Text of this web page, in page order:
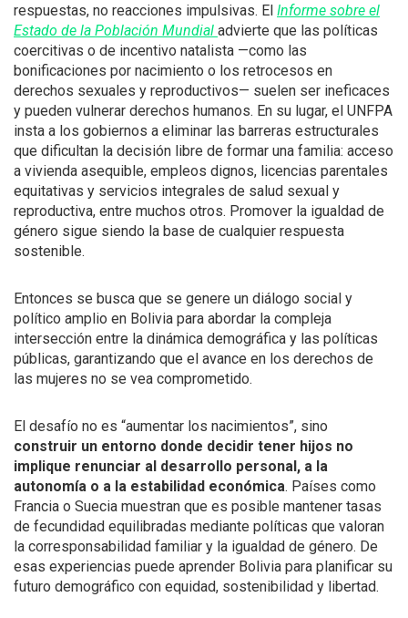
respuestas, no reacciones impulsivas. El Informe sobre el
Estado de la Población Mundial advierte que las políticas
coercitivas o de incentivo natalista —como las
bonificaciones por nacimiento o los retrocesos en
derechos sexuales y reproductivos— suelen ser ineficaces
y pueden vulnerar derechos humanos. En su lugar, el UNFPA
insta a los gobiernos a eliminar las barreras estructurales
que dificultan la decisión libre de formar una familia: acceso
a vivienda asequible, empleos dignos, licencias parentales
equitativas y servicios integrales de salud sexual y
reproductiva, entre muchos otros. Promover la igualdad de
género sigue siendo la base de cualquier respuesta
sostenible.
Entonces se busca que se genere un diálogo social y
político amplio en Bolivia para abordar la compleja
intersección entre la dinámica demográfica y las políticas
públicas, garantizando que el avance en los derechos de
las mujeres no se vea comprometido.
El desafío no es “aumentar los nacimientos”, sino
construir un entorno donde decidir tener hijos no
implique renunciar al desarrollo personal, a la
autonomía o a la estabilidad económica. Países como
Francia o Suecia muestran que es posible mantener tasas
de fecundidad equilibradas mediante políticas que valoran
la corresponsabilidad familiar y la igualdad de género. De
esas experiencias puede aprender Bolivia para planificar su
futuro demográfico con equidad, sostenibilidad y libertad.